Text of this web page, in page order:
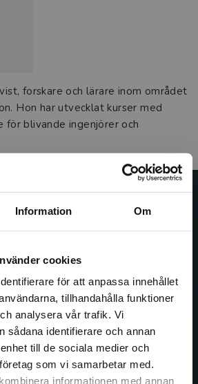
Information Om
cookies
för att anpassa innehållet
tillhandahålla funktioner
analysera vår trafik. Vi
sådana identifierare och annan
till de sociala medier och
som vi samarbetar med.
informationen med annan
fraktregion
forskare och lärare inom området
Hon har utvecklat kurser med
för blivande ingenjörer och
Med läromedel, kurslitteratur,
och digitala
i utbudet, finns Studentlitteratur med